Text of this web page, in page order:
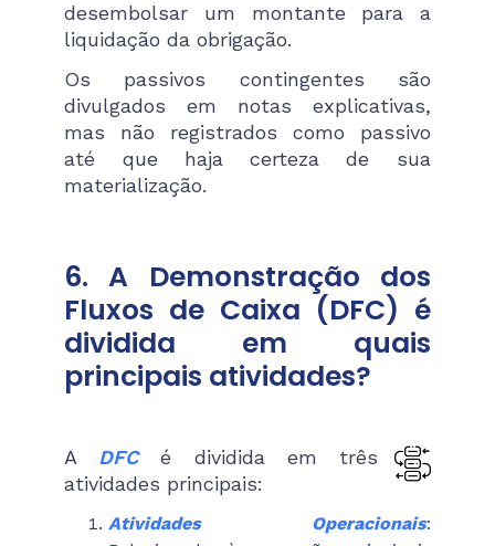
desembolsar um montante para a
liquidação da obrigação.
Os passivos contingentes são
divulgados em notas explicativas,
mas não registrados como passivo
até que haja certeza de sua
materialização​.
6. A Demonstração dos
Fluxos de Caixa (DFC) é
dividida em quais
principais atividades?
A DFCé dividida em três
atividades principais:
Atividades Operacionais: